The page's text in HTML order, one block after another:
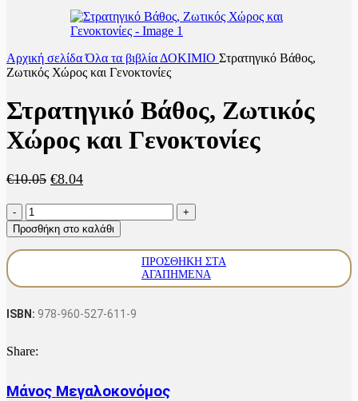
Αρχική σελίδαΌλα τα βιβλία ΔΟΚΙΜΙΟ Στρατηγικό Βάθος,
Ζωτικός Χώρος και Γενοκτονίες
Στρατηγικό Βάθος, Ζωτικός
Χώρος και Γενοκτονίες
€10.05 Original
€10.05.
€8.04Η
είναι:
Στρατηγικό
Βάθος,
Ζωτικός
Χώρος
Προσθήκη στο καλάθι
ΠΡΟΣΘΗΚΗ ΣΤΑ
ΑΓΑΠΗΜΕΝΑ
ISBN: 978-960-527-611-9
Share:
Μάνος Μεγαλοκονόμος